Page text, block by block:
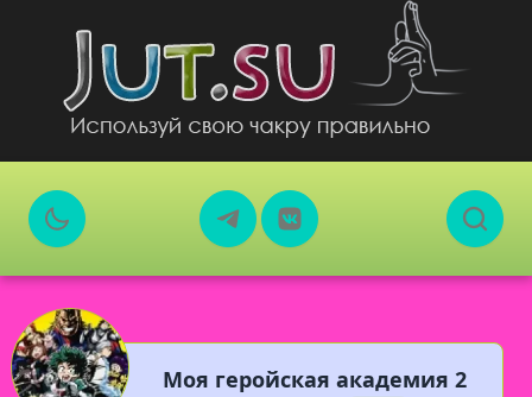
Моя геройская академия 2